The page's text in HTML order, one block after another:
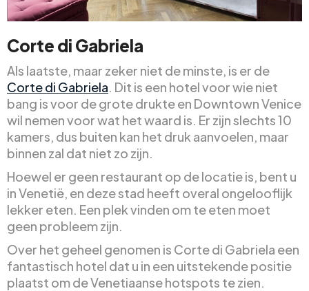
Corte di Gabriela
Als laatste, maar zeker niet de minste, is er de
Corte di Gabriela. Dit is een hotel voor wie niet
bang is voor de grote drukte en Downtown Venice
wil nemen voor wat het waard is. Er zijn slechts 10
kamers, dus buiten kan het druk aanvoelen, maar
binnen zal dat niet zo zijn.
Hoewel er geen restaurant op de locatie is, bent u
in Venetië, en deze stad heeft overal ongelooflijk
lekker eten. Een plek vinden om te eten moet
geen probleem zijn.
Over het geheel genomen is Corte di Gabriela een
fantastisch hotel dat u in een uitstekende positie
plaatst om de Venetiaanse hotspots te zien.